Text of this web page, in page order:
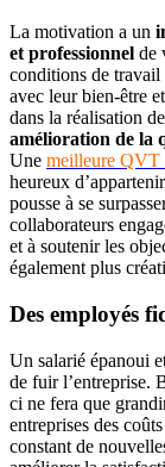
La motivation a un
et professionnel de
conditions de travail
avec leur bien-être
dans la réalisation
amélioration de la
Une meilleure QVT
heureux
pousse à se
collaborateurs
et à soutenir les
également plus
Des employés
Un salarié épanoui
de fuir l’entreprise.
ci ne fera que
entreprises des
constant de